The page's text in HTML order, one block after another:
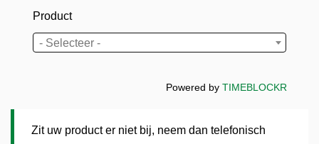
Product
- Selecteer -
Powered by TIMEBLOCKR
Zit uw product er niet bij, neem dan telefonisch